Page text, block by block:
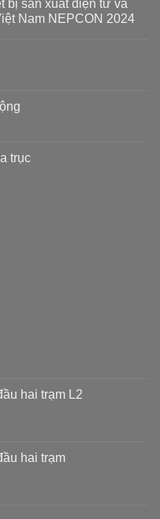
bị sản xuất điện tử và
Nam NEPCON 2024
trục
hai trạm L2
hai trạm